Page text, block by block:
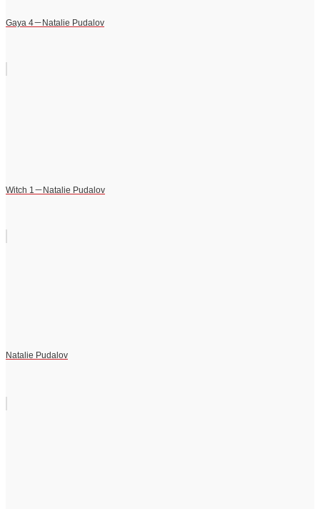
Gaya 4－Natalie Pudalov
Witch 1－Natalie Pudalov
Natalie Pudalov